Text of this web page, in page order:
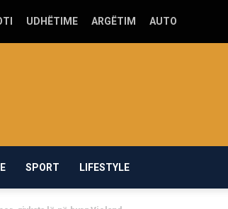
UDHËTIME ARGËTIM AUTO
SPORT LIFESTYLE